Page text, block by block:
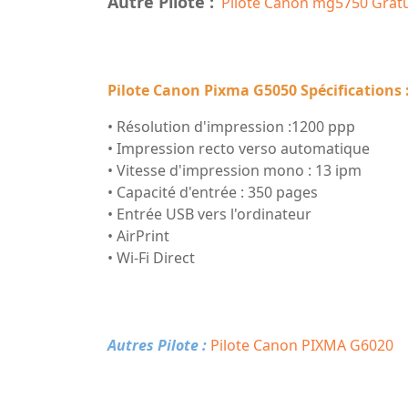
Pilote Canon Pixma G5050 Spécifications
• Résolution d'impression :1200 ppp
• Impression recto verso automatique
• Vitesse d'impression mono : 13 ipm
• Capacité d'entrée : 350 pages
• Entrée USB vers l'ordinateur
• AirPrint
• Wi-Fi Direct
Autres Pilote : Pilote Canon PIXMA G6020